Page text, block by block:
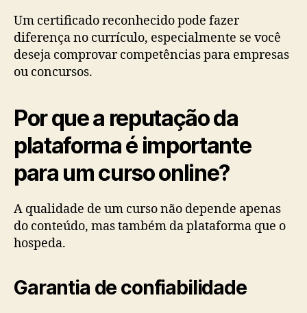
Um certificado reconhecido pode fazer
diferença no currículo, especialmente se você
deseja comprovar competências para empresas
ou concursos.
Por que a reputação da
plataforma é importante
para um curso online?
A qualidade de um curso não depende apenas
do conteúdo, mas também da plataforma que o
hospeda.
Garantia de confiabilidade